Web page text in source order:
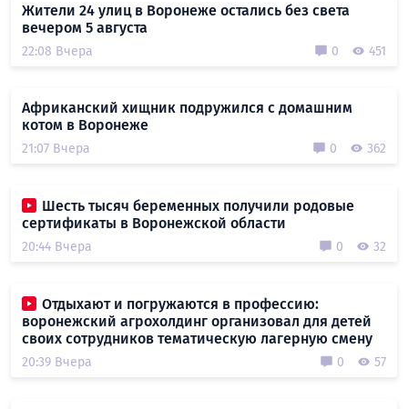
Жители 24 улиц в Воронеже остались без света
вечером 5 августа
22:08 Вчера 0 451
Африканский хищник подружился с домашним
котом в Воронеже
21:07 Вчера 0 362
Шесть тысяч беременных получили родовые
сертификаты в Воронежской области
20:44 Вчера 0 32
Отдыхают и погружаются в профессию:
воронежский агрохолдинг организовал для детей
своих сотрудников тематическую лагерную смену
20:39 Вчера 0 57